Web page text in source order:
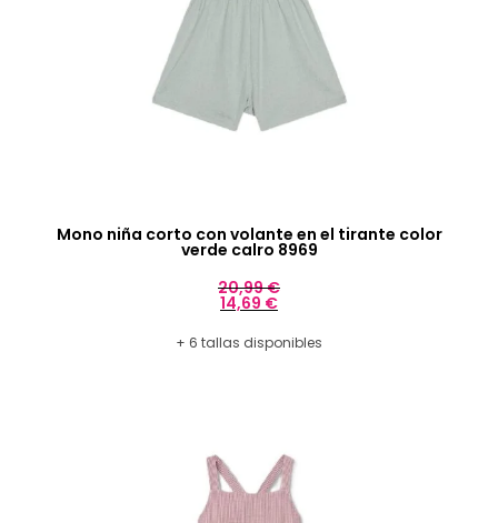
Mono niña corto con volante en el tirante color
verde calro 8969
20,99€
14,69 €
+ 6 tallas disponibles